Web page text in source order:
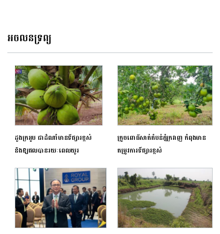
អចលនទ្រព្យ
ដូងក្រអូប ជាដំណាំមានទីផ្សារខ្ពស់
និងឱ្យផលបានរយៈពេលយូរ
ក្រូចពោធិ៍សាត់តំបន់ភ្នំក្រវាញ កំពុងមាន
តម្រូវការទីផ្សារខ្ពស់